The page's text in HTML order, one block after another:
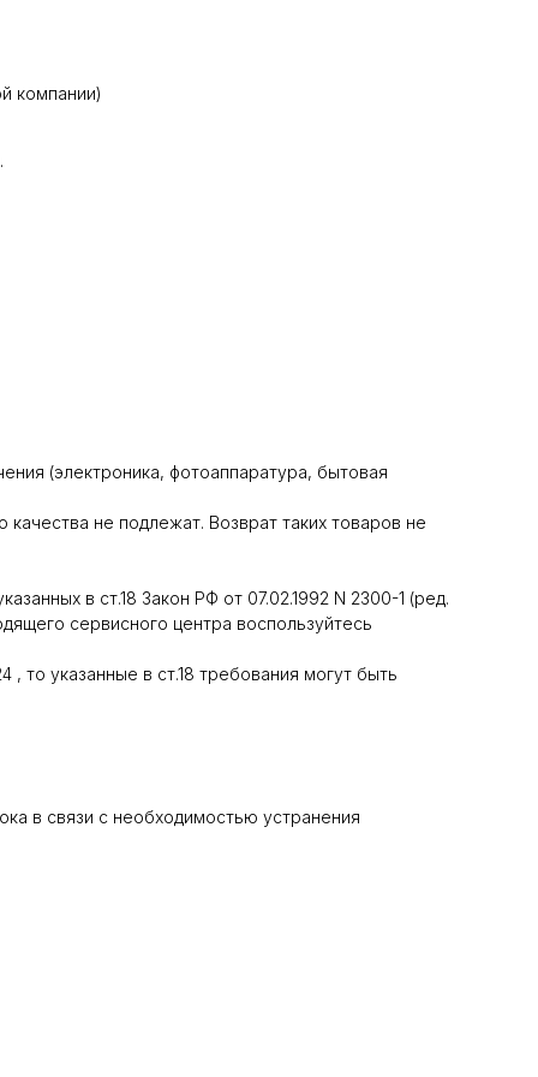
компании)
(электроника, фотоаппаратура, бытовая
не подлежат. Возврат таких товаров не
в ст.18 Закон РФ от 07.02.1992 N 2300-1 (ред.
сервисного центра воспользуйтесь
то указанные в ст.18 требования могут быть
в связи с необходимостью устранения